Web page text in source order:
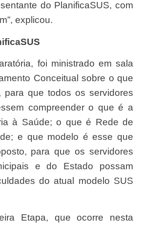
do PlanificaSUS, com
explicou.
Conceitual sobre o que
para que todos os servidores
compreender o que é a
à Saúde; o que é Rede de
e que modelo é esse que
para que os servidores
e do Estado possam
do atual modelo SUS